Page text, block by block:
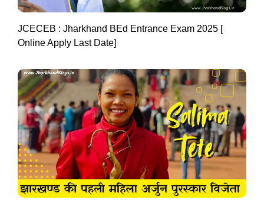
JCECEB : Jharkhand BEd Entrance Exam 2025 [
Online Apply Last Date]